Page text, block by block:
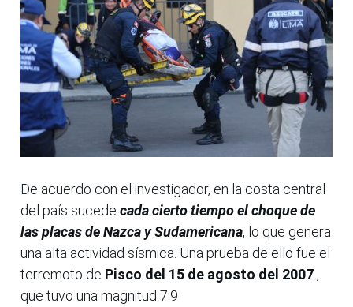
De acuerdo con el investigador, en la costa central
del país sucede cada cierto tiempo el choque de
las placas de Nazca y Sudamericana, lo que genera
una alta actividad sísmica. Una prueba de ello fue el
terremoto de Pisco del 15 de agosto del 2007,
que tuvo una magnitud 7.9